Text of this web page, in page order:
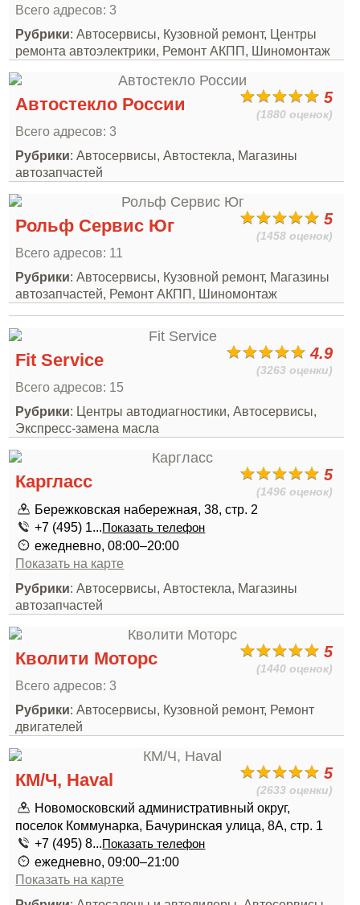
Всего адресов: 3
Рубрики: Автосервисы, Кузовной ремонт, Центры
ремонта автоэлектрики, Ремонт АКПП, Шиномонтаж
5
(1880 оценок)
Автостекло России
Всего адресов: 3
Рубрики: Автосервисы, Автостекла, Магазины
автозапчастей
5
(1458 оценок)
Рольф Сервис Юг
Всего адресов: 11
Рубрики: Автосервисы, Кузовной ремонт, Магазины
автозапчастей, Ремонт АКПП, Шиномонтаж
4.9
(3263 оценки)
Fit Service
Всего адресов: 15
Рубрики: Центры автодиагностики, Автосервисы,
Экспресс-замена масла
5
(1496 оценок)
Каргласс
Бережковская набережная, 38, стр. 2
+7 (495) 1...Показать телефон
ежедневно, 08:00–20:00
Показать на карте
Рубрики: Автосервисы, Автостекла, Магазины
автозапчастей
5
(1440 оценок)
Кволити Моторс
Всего адресов: 3
Рубрики: Автосервисы, Кузовной ремонт, Ремонт
двигателей
5
(2633 оценки)
КМ/Ч, Haval
Новомосковский административный округ,
поселок Коммунарка, Бачуринская улица, 8А, стр. 1
+7 (495) 8...Показать телефон
ежедневно, 09:00–21:00
Показать на карте